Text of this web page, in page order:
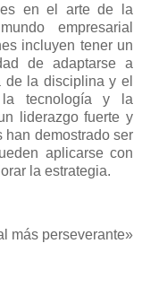
en el arte de la
empresarial
incluyen tener un
de adaptarse a
de la disciplina y el
la tecnología y la
liderazgo fuerte y
han demostrado ser
aplicarse con
la estrategia.
más perseverante»